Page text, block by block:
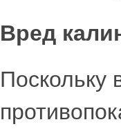
Вред
Поскольку